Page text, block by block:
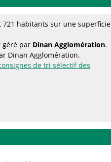
721 habitants sur une superficie
géré par Dinan Agglomération.
Dinan Agglomération.
de tri sélectif des